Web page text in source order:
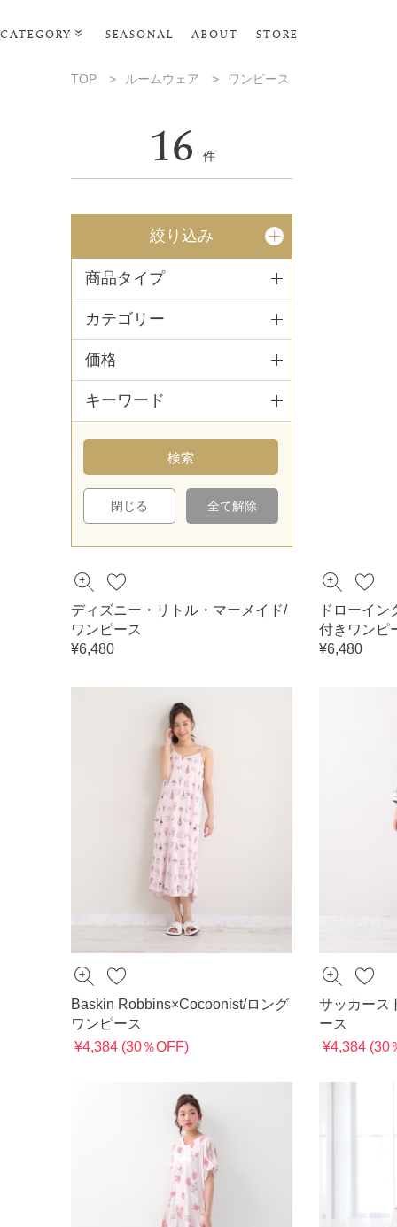
CATEGORY SEASONAL ABOUT STORE
ポーチ･トラベルグッズ
バス・ボディケア
ステーショナリー
TOP > ルームウェア > ワンピース
16 件
絞り込み
商品タイプ
カテゴリー
価格
キーワード
閉じる 全て解除
ディズニー・リトル・マーメイド/
ワンピース
¥6,480
ドローイン
付きワンピ
¥6,480
Baskin Robbins×Cocoonist/ロング
ワンピース
¥4,384 (30％OFF)
サッカース
ース
¥4,384 (30